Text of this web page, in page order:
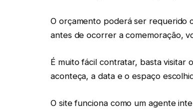
O orçamento poderá ser requerido
antes de ocorrer a comemoração,
É muito fácil contratar, basta visitar
aconteça, a data e o espaço
O site funciona como um agente